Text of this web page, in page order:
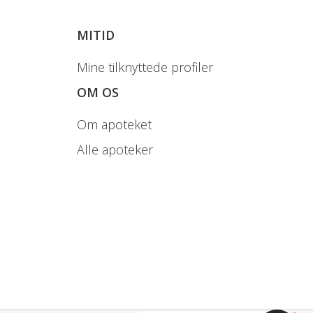
MITID
Mine tilknyttede profiler
OM OS
Om apoteket
Alle apoteker